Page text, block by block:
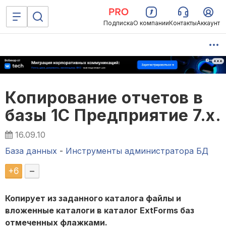
ПодпискаО компанииКонтактыАккаунт
Копирование отчетов в
базы 1С Предприятие 7.х.
16.09.10
База данных - Инструменты администратора БД
+6 –
Копирует из заданного каталога файлы и
вложенные каталоги в каталог ExtForms баз
отмеченных флажками.